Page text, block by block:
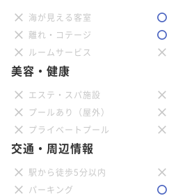
海が見える客室
離れ・コテージ
ルームサービス
美容・健康
エステ・スパ施設
プールあり（屋外）
プライベートプール
交通・周辺情報
駅から徒歩5分以内
パーキング